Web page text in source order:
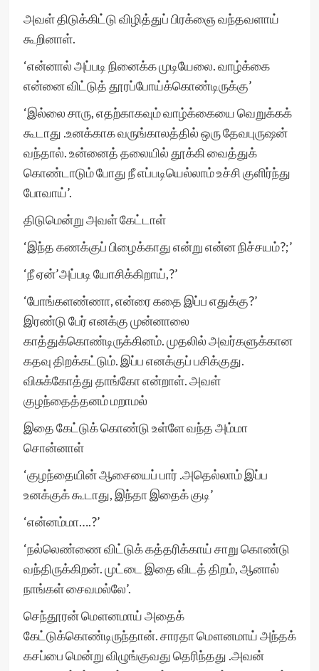
அவள் திடுக்கிட்டு விழித்துப் பிரக்ஞை வந்தவளாய்
கூறினாள்.
‘என்னால் அப்படி நினைக்க முடியேலை. வாழ்க்கை
என்னை விட்டுத் தூரப்போய்க்கொண்டிருக்கு’
‘இல்லை சாரு, எதற்காகவும் வாழ்க்கையை வெறுக்கக்
கூடாது .உனக்காக வருங்காலத்தில் ஒரு தேவபுருஷன்
வந்தால். உன்னைத் தலையில் தூக்கி வைத்துக்
கொண்டாடும் போது நீ எப்படியெல்லாம் உச்சி குளிர்ந்து
போவாய்’.
திடுமென்று அவள் கேட்டாள்
‘இந்த கணக்குப் பிழைக்காது என்று என்ன நிச்சயம்?;’
‘நீ ஏன்’அப்படி யோசிக்கிறாய்,?’
‘போங்களண்ணா, என்ரை கதை இப்ப எதுக்கு?’
இரண்டு பேர் எனக்கு முன்னாலை
காத்துக்கொண்டிருக்கினம். முதலில் அவர்களுக்கான
கதவு திறக்கட்டும். இப்ப எனக்குப் பசிக்குது.
விசுக்கோத்து தாங்கோ என்றாள். அவள்
குழந்தைத்தனம் மறாமல்
இதை கேட்டுக் கொண்டு உள்ளே வந்த அம்மா
சொன்னாள்
‘குழந்தையின் ஆசையைப் பார் .அதெல்லாம் இப்ப
உனக்குக் கூடாது, இந்தா இதைக் குடி’
‘என்னம்மா….?’
‘நல்லெண்ணை விட்டுக் கத்தரிக்காய் சாறு கொண்டு
வந்திருக்கிறன். முட்டை இதை விடத் திறம், ஆனால்
நாங்கள் சைவமல்லே’.
செந்தூரன் மௌனமாய் அதைக்
கேட்டுக்கொண்டிருந்தான். சாரதா மௌனமாய் அந்தக்
கசப்பை மென்று விழுங்குவது தெரிந்தது .அவன்